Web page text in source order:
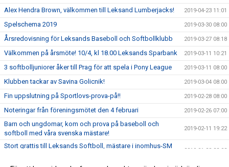
Alex Hendra Brown, välkommen till Leksand Lumberjacks! 2019-04-23 11:01
Spelschema 2019 2019-03-30 08:00
Årsredovisning för Leksands Baseboll och Softbollklubb 2019-03-27 08:18
Välkommen på årsmöte! 10/4, kl 18.00 Leksands Sparbank 2019-03-11 10:21
3 softbolljuniorer åker till Prag för att spela i Pony League 2019-03-11 08:00
Klubben tackar av Savina Golicnik! 2019-03-04 08:00
Fin uppslutning på Sportlovs-prova-på!! 2019-02-28 08:00
Noteringar från föreningsmötet den 4 februari 2019-02-26 07:00
Barn och ungdomar, kom och prova på baseboll och
softboll med våra svenska mästare!
2019-02-11 19:22
Stort grattis till Leksands Softboll, mästare i inomhus-SM
2019-01-28 22:03